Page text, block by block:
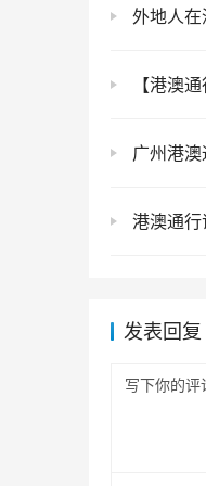
外地人
【港澳
广州港澳
港澳通行
发表回复